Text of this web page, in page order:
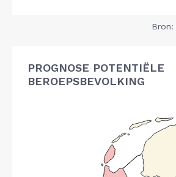
Bron:
PROGNOSE POTENTIËLE
BEROEPSBEVOLKING